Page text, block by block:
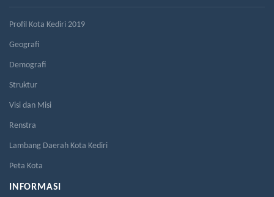
Profil Kota Kediri 2019
Geografi
Demografi
Struktur
Visi dan Misi
Renstra
Lambang Daerah Kota Kediri
Peta Kota
INFORMASI